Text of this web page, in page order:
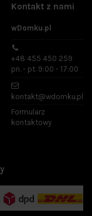
Kontakt z nami
wDomku.pl
+48 455 450 259
pn. - pt. 9:00 - 17:00
kontakt@wdomku.pl
Formularz
kontaktowy